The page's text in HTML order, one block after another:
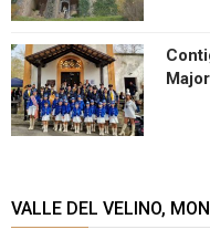
VALLE DEL VELINO,